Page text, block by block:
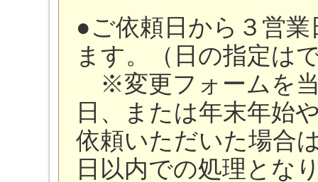
●ご依頼日から３営
ます。（日の指定は
※変更フォームを当
日、または年末年始
依頼いただいた場合
日以内での処理とな